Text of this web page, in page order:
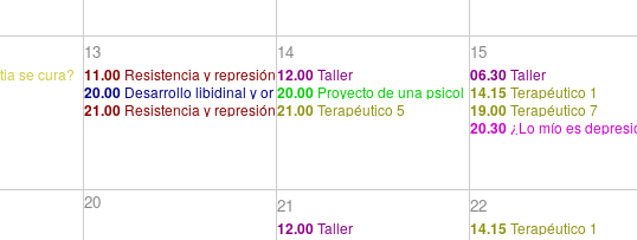
se cura?
13
11.00 Resistencia y represión
20.00 Desarrollo libidinal y or
ganizaciones sexuales
21.00 Resistencia y represión
14
12.00Taller
20.00 Proyecto de una psicol
ogía para neurólogos (X)
21.00Terapéutico 5
15
06.30Taller
14.15Terapéutico 1
19.00Terapéutico 7
20.30 ¿Lo mío es
20 21
12.00Taller
22
14.15Terapéutico 1